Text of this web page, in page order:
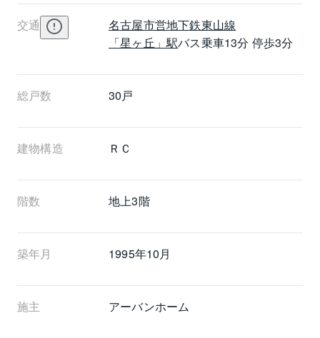
を基調としていて優しい印象のマンションです。エン
トランスのゲートが邸宅のようです。
交通
名古屋市営地下鉄東山線
「星ヶ丘」駅バス乗車13分 停歩3分
総戸数 30戸
建物構造 ＲＣ
階数 地上3階
築年月 1995年10月
施主 アーバンホーム